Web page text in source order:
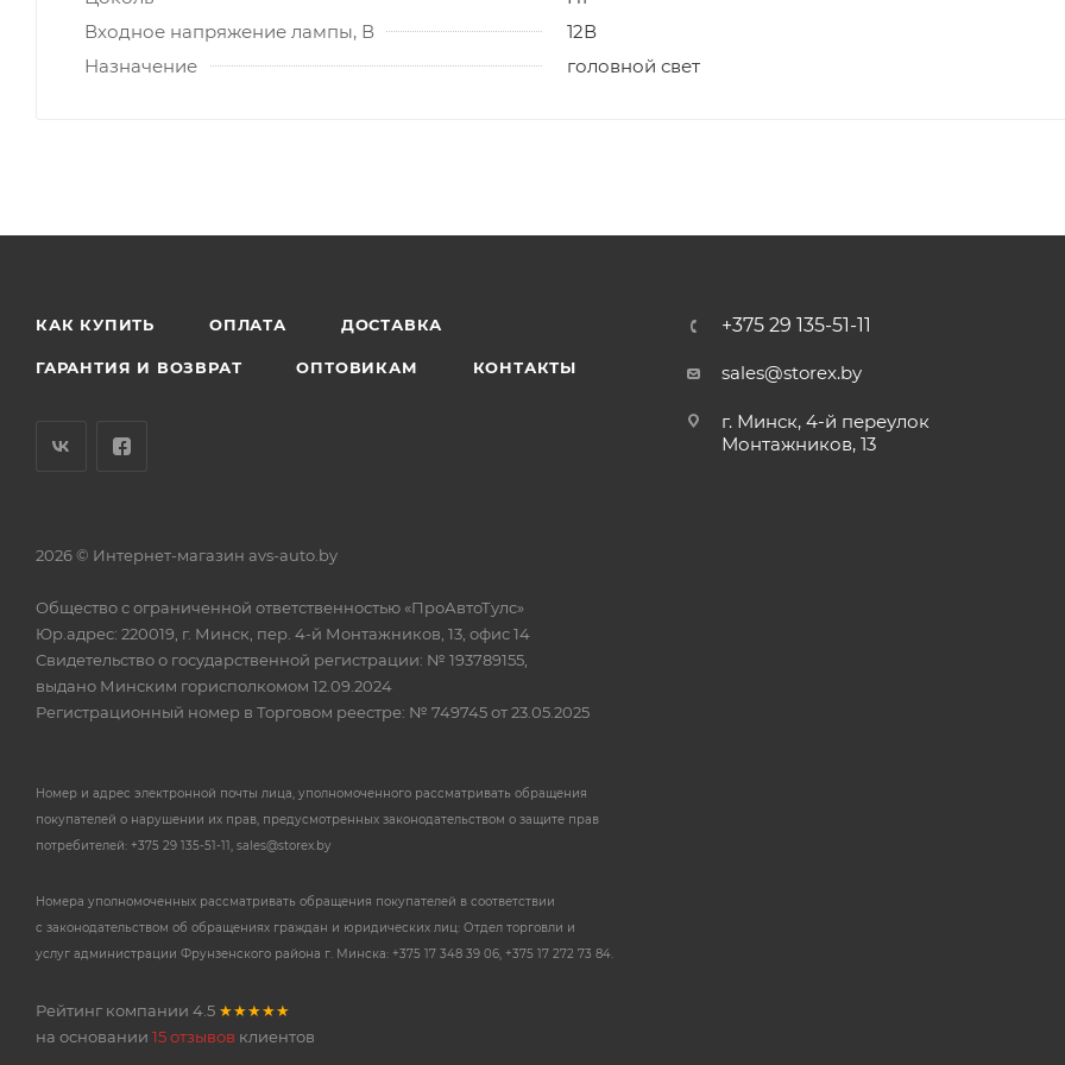
Входное напряжение лампы, В
12В
Назначение
головной свет
КАК КУПИТЬ ОПЛАТА ДОСТАВКА
ГАРАНТИЯ И ВОЗВРАТ ОПТОВИКАМ КОНТАКТЫ
+375 29 135-51-11
sales@storex.by
г. Минск, 4-й переулок
Монтажников, 13
2026 © Интернет-магазин avs-auto.by
Общество с ограниченной ответственностью «ПроАвтоТулс»
Юр.адрес: 220019, г. Минск, пер. 4-й Монтажников, 13, офис 14
Свидетельство о государственной регистрации: № 193789155,
выдано Минским горисполкомом 12.09.2024
Регистрационный номер в Торговом реестре: № 749745 от 23.05.2025
Номер и адрес электронной почты лица, уполномоченного рассматривать обращения
покупателей о нарушении их прав, предусмотренных законодательством о защите прав
потребителей: +375 29 135-51-11, sales@storex.by
Номера уполномоченных рассматривать обращения покупателей в соответствии
с законодательством об обращениях граждан и юридических лиц: Отдел торговли и
услуг администрации Фрунзенского района г. Минска: +375 17 348 39 06, +375 17 272 73 84.
Рейтинг компании 4.5 ★★★★★
на основании 15 отзывов клиентов